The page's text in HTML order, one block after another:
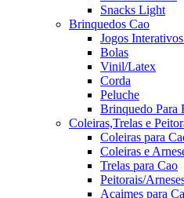
Snacks Light
Brinquedos Cao
Jogos
Bolas
Vinil/Latex
Corda
Peluche
Brinquedo Para
Coleiras,Trelas e
Coleiras para
Coleiras e
Trelas para Cao
Peitorais/
Açaimes para